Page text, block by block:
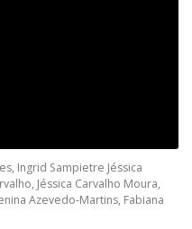
Ingrid Sampietre Jéssica
Jéssica Carvalho Moura,
Azevedo-Martins, Fabiana